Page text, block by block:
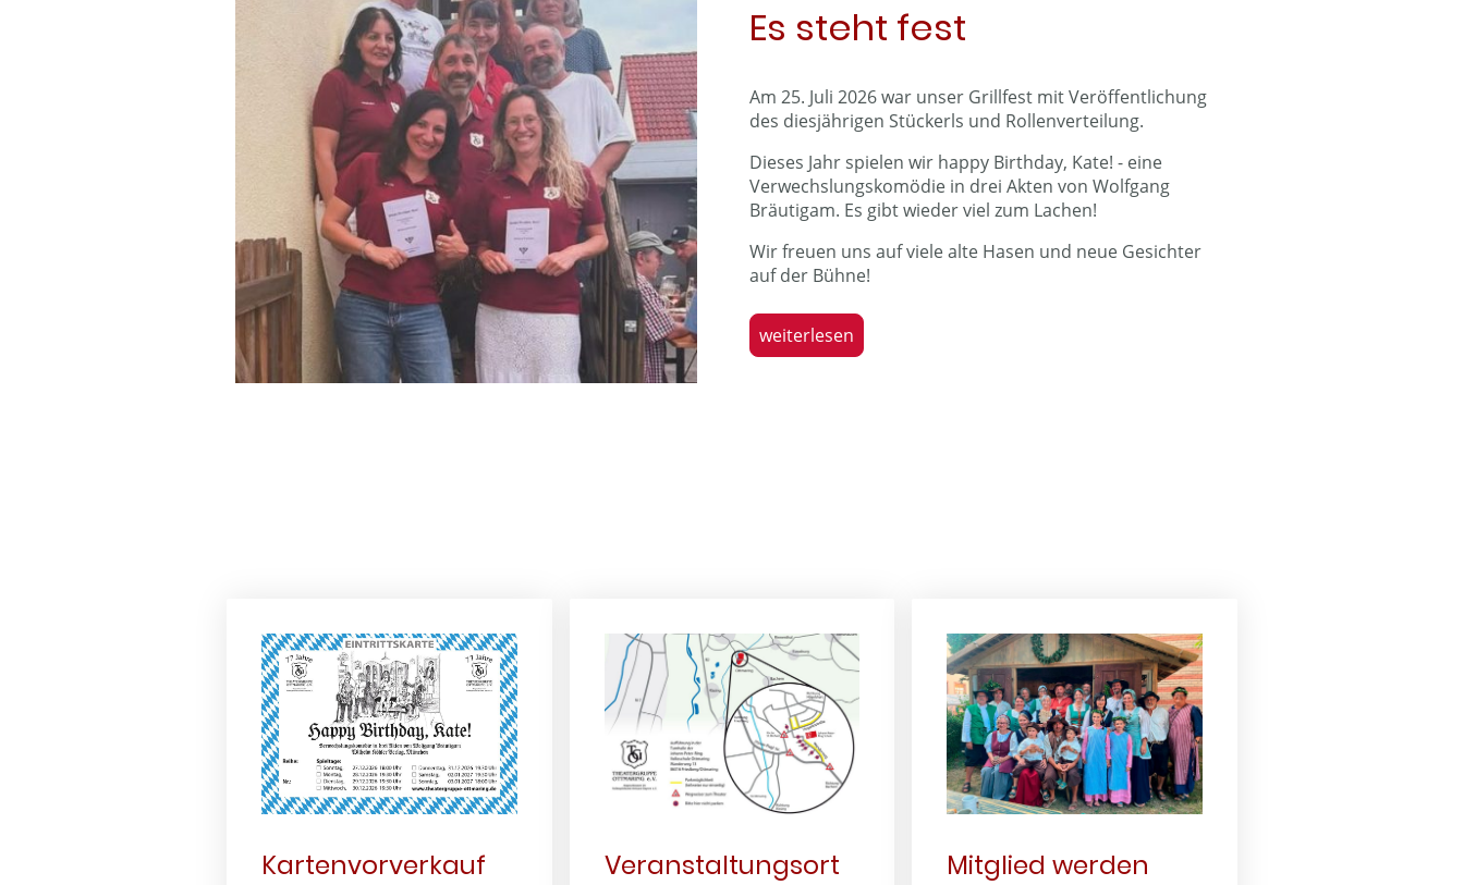
Es steht fest
Am 25. Juli 2026 war unser Grillfest mit Veröffentlichung
des diesjährigen Stückerls und Rollenverteilung.
Dieses Jahr spielen wir happy Birthday, Kate! - eine
Verwechslungskomödie in drei Akten von Wolfgang
Bräutigam. Es gibt wieder viel zum Lachen!
Wir freuen uns auf viele alte Hasen und neue Gesichter
auf der Bühne!
weiterlesen
Kartenvorverkauf Veranstaltungsort Mitglied werden